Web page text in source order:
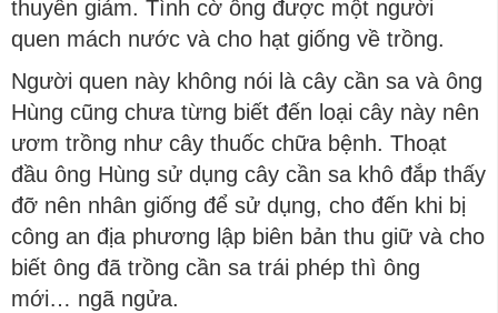
thuyên giảm. Tình cờ ông được một người
quen mách nước và cho hạt giống về trồng.
Người quen này không nói là cây cần sa và ông
Hùng cũng chưa từng biết đến loại cây này nên
ươm trồng như cây thuốc chữa bệnh. Thoạt
đầu ông Hùng sử dụng cây cần sa khô đắp thấy
đỡ nên nhân giống để sử dụng, cho đến khi bị
công an địa phương lập biên bản thu giữ và cho
biết ông đã trồng cần sa trái phép thì ông
mới… ngã ngửa.